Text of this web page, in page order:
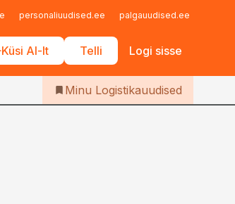
personaliuudised.ee palgauudised.ee
Küsi AI-lt Telli Logi sisse
Iseteenindus
Telli Logistikauudised
Minu Logistikauudised